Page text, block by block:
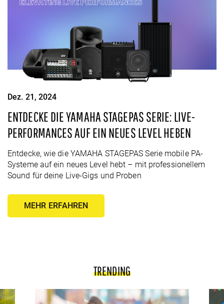
Dez. 21, 2024
ENTDECKE DIE YAMAHA STAGEPAS SERIE: LIVE-
PERFORMANCES AUF EIN NEUES LEVEL HEBEN
Entdecke, wie die YAMAHA STAGEPAS Serie mobile PA-
Systeme auf ein neues Level hebt – mit professionellem
Sound für deine Live-Gigs und Proben
MEHR ERFAHREN
TRENDING